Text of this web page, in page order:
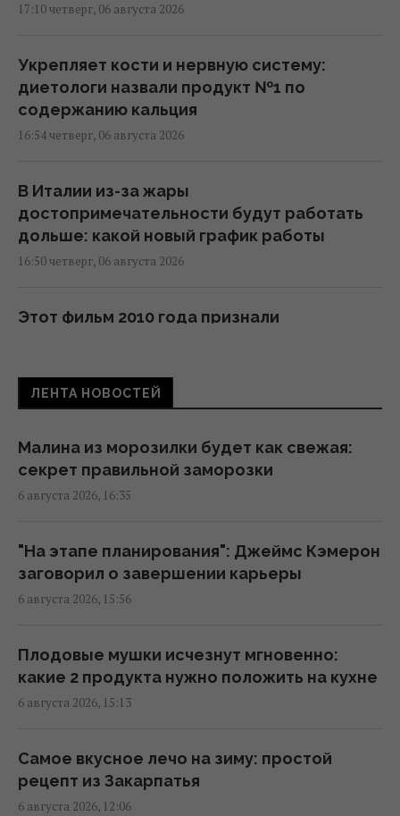
17:10 четверг, 06 августа 2026
Укрепляет кости и нервную систему:
диетологи назвали продукт №1 по
содержанию кальция
16:54 четверг, 06 августа 2026
В Италии из-за жары
достопримечательности будут работать
дольше: какой новый график работы
16:50 четверг, 06 августа 2026
Этот фильм 2010 года признали
16:32 четверг, 06 августа 2026
Названо время в планке, которое говорит
об отличной форме после 55 лет
16:00 четверг, 06 августа 2026
Беременную Витвицкую заподозрили в
тайном ЭКО и суррогатном материнстве -
она ответила
Почему мы часто просыпаемся именно в 3
часа ночи: объяснение ученых
Детеныш носорога объяснил 10 львам, кто
на дороге главный: забавное видео
ЛЕНТА НОВОСТЕЙ
Малина из морозилки будет как свежая:
секрет правильной заморозки
6 августа 2026, 16:35
"На этапе планирования": Джеймс Кэмерон
заговорил о завершении карьеры
6 августа 2026, 15:56
Плодовые мушки исчезнут мгновенно:
какие 2 продукта нужно положить на кухне
6 августа 2026, 15:13
Самое вкусное лечо на зиму: простой
рецепт из Закарпатья
6 августа 2026, 12:06